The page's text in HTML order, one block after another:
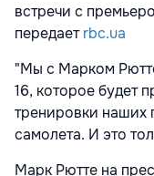
встречи с
передаетrbc.ua
"Мы с Марком
16, которое будет
тренировки наших
самолета. И это
Марк Рютте на